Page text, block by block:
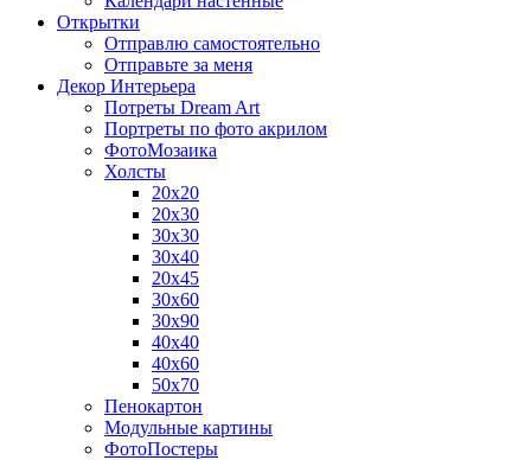
Открытки
Отправлю самостоятельно
Отправьте за меня
Декор Интерьера
Потреты Dream Art
Портреты по фото акрилом
ФотоМозаика
Холсты
20х20
20х30
30х30
30х40
20х45
30х60
30х90
40х40
40х60
50х70
Пенокартон
Модульные картины
ФотоПостеры